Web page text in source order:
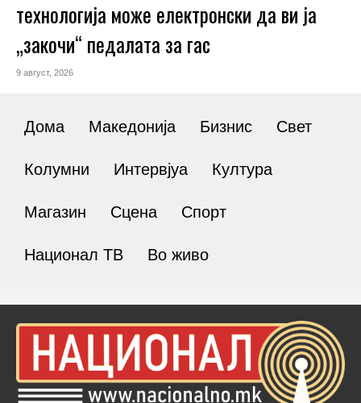
технологија може електронски да ви ја
„закочи“ педалата за гас
9 август, 2026
Дома Македонија Бизнис Свет
Колумни Интервјуа Култура
Магазин Сцена Спорт
Национал ТВ Во живо